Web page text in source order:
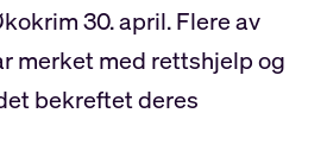
30. april. Flere av
merket med rettshjelp og
bekreftet deres